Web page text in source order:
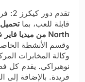
قابلة للعب، بما
North من ميديا فاير
وقسم الأنشطة
وكالة المخابرات
نوهيراكي. يقدم كل
فريدة. بالإضافة إلى